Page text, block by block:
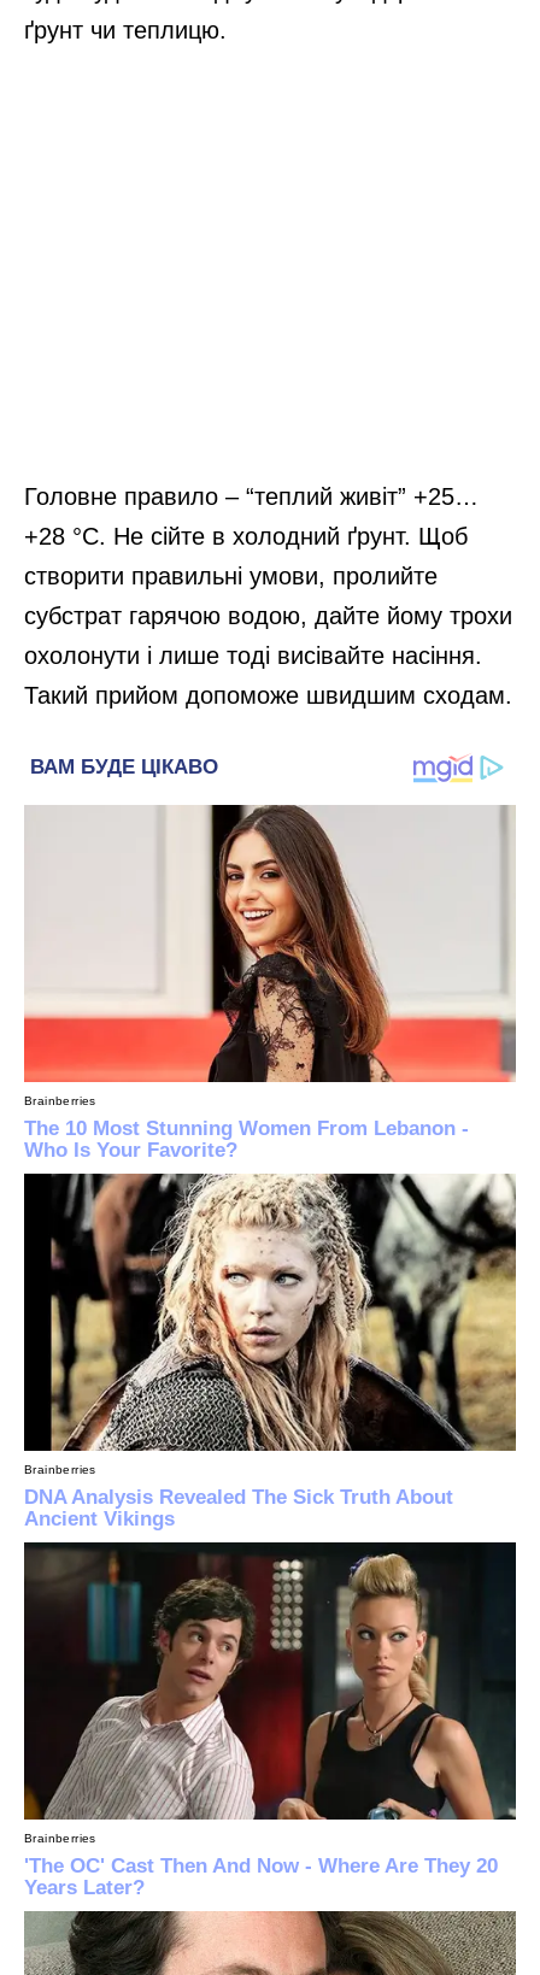
ґрунт чи теплицю.
Головне правило – “теплий живіт” +25…
+28 °C. Не сійте в холодний ґрунт. Щоб
створити правильні умови, пролийте
субстрат гарячою водою, дайте йому трохи
охолонути і лише тоді висівайте насіння.
Такий прийом допоможе швидшим сходам.